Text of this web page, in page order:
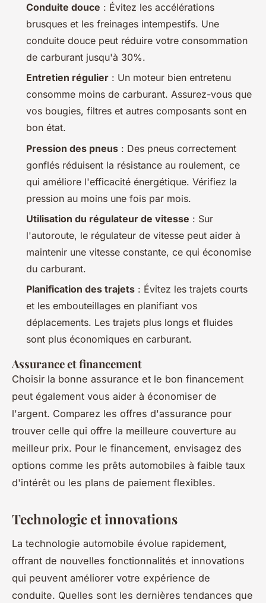
Conduite douce : Évitez les accélérations
brusques et les freinages intempestifs. Une
conduite douce peut réduire votre consommation
de carburant jusqu'à 30%.
Entretien régulier : Un moteur bien entretenu
consomme moins de carburant. Assurez-vous que
vos bougies, filtres et autres composants sont en
bon état.
Pression des pneus : Des pneus correctement
gonflés réduisent la résistance au roulement, ce
qui améliore l'efficacité énergétique. Vérifiez la
pression au moins une fois par mois.
Utilisation du régulateur de vitesse : Sur
l'autoroute, le régulateur de vitesse peut aider à
maintenir une vitesse constante, ce qui économise
du carburant.
Planification des trajets : Évitez les trajets courts
et les embouteillages en planifiant vos
déplacements. Les trajets plus longs et fluides
sont plus économiques en carburant.
Assurance et financement
Choisir la bonne assurance et le bon financement
peut également vous aider à économiser de
l'argent. Comparez les offres d'assurance pour
trouver celle qui offre la meilleure couverture au
meilleur prix. Pour le financement, envisagez des
options comme les prêts automobiles à faible taux
d'intérêt ou les plans de paiement flexibles.
Technologie et innovations
La technologie automobile évolue rapidement,
offrant de nouvelles fonctionnalités et innovations
qui peuvent améliorer votre expérience de
conduite. Quelles sont les dernières tendances que